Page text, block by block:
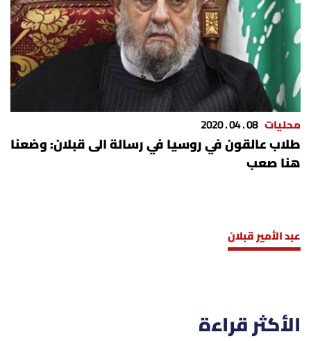
محليات 08 . 04 . 2020
طلاب عالقون في روسيا في رسالة الى قبلان: وضعنا
هنا صعب
عبد الأمير قبلان
الأكثر قراءة